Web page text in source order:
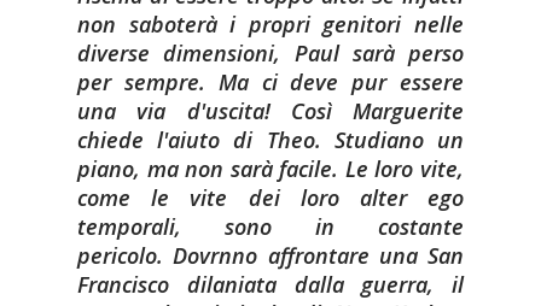
non saboterà i propri genitori nelle
diverse dimensioni, Paul sarà perso
per sempre. Ma ci deve pur essere
una via d'uscita! Così Marguerite
chiede l'aiuto di Theo. Studiano un
piano, ma non sarà facile. Le loro vite,
come le vite dei loro alter ego
temporali, sono in costante
pericolo.Dovrnno affrontare una San
Francisco dilaniata dalla guerra, il